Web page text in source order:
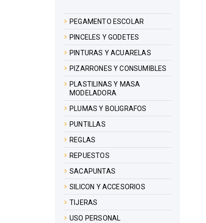
PEGAMENTO ESCOLAR
PINCELES Y GODETES
PINTURAS Y ACUARELAS
PIZARRONES Y CONSUMIBLES
PLASTILINAS Y MASA
MODELADORA
PLUMAS Y BOLIGRAFOS
PUNTILLAS
REGLAS
REPUESTOS
SACAPUNTAS
SILICON Y ACCESORIOS
TIJERAS
USO PERSONAL